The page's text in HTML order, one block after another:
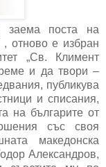
заема поста на
отново е избран
„Св. Климент
и да твори –
публикува
и списания,
на българите от
със своя
македонска
Александров,